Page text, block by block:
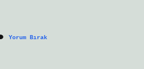
Yorum Bırak